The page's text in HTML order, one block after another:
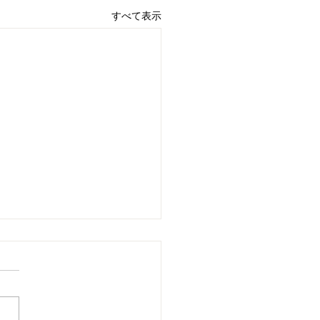
すべて表示
型事業所PEER+design